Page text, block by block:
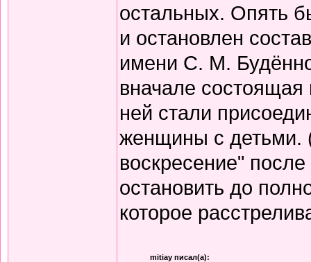
остальных. Опять
и остановлен
имени С. М.
вначале состоящая
ней стали
женщины с детьми.
воскресение"
остановить до
которое
mitiay писал(а):